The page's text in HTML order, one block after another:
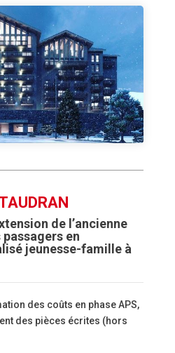
de l’ancienne
en
jeunesse-famille à
des coûts en phase APS,
des pièces écrites (hors